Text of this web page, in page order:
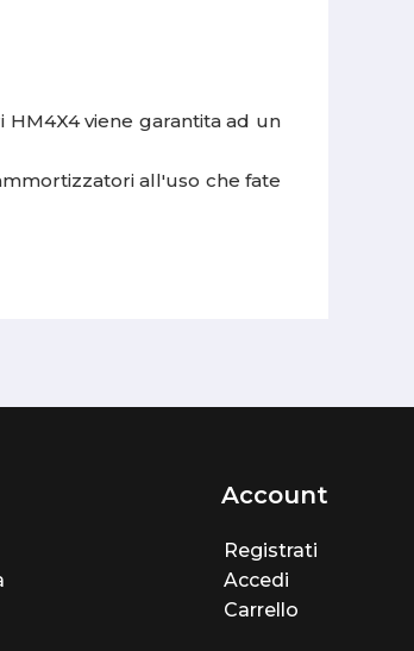
viene garantita ad un
all'uso che fate
Account
Registrati
Accedi
Carrello